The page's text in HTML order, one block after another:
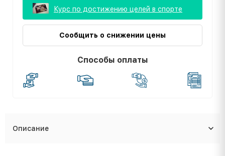
Курс по достижению целей в спорте
Сообщить о снижении цены
Способы оплаты
Описание